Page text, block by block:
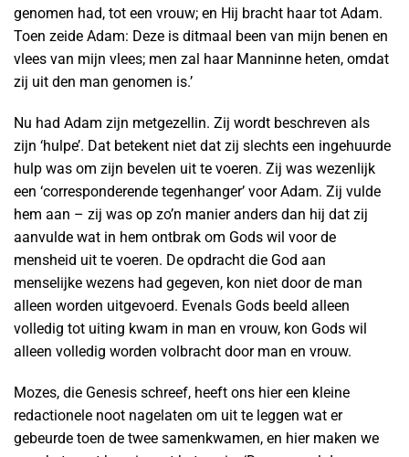
genomen had, tot een vrouw; en Hij bracht haar tot Adam.
Toen zeide Adam: Deze is ditmaal been van mijn benen en
vlees van mijn vlees; men zal haar Manninne heten, omdat
zij uit den man genomen is.’
Nu had Adam zijn metgezellin. Zij wordt beschreven als
zijn ‘hulpe’. Dat betekent niet dat zij slechts een ingehuurde
hulp was om zijn bevelen uit te voeren. Zij was wezenlijk
een ‘corresponderende tegenhanger’ voor Adam. Zij vulde
hem aan – zij was op zo’n manier anders dan hij dat zij
aanvulde wat in hem ontbrak om Gods wil voor de
mensheid uit te voeren. De opdracht die God aan
menselijke wezens had gegeven, kon niet door de man
alleen worden uitgevoerd. Evenals Gods beeld alleen
volledig tot uiting kwam in man en vrouw, kon Gods wil
alleen volledig worden volbracht door man en vrouw.
Mozes, die Genesis schreef, heeft ons hier een kleine
redactionele noot nagelaten om uit te leggen wat er
gebeurde toen de twee samenkwamen, en hier maken we